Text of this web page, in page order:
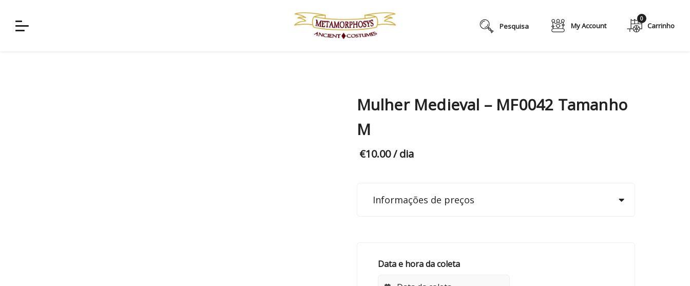
content
My Account
0
Mulher Medieval – MF0042 Tamanho
M
€10.00/ dia
Informações de preços
Data e hora da coleta